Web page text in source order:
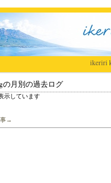
ikeriri|
月別の過去ログ
示しています
事→